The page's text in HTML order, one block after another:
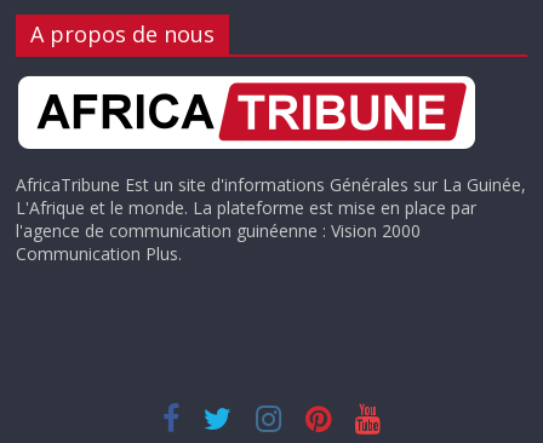
A propos de nous
AfricaTribune Est un site d'informations Générales sur La Guinée,
L'Afrique et le monde. La plateforme est mise en place par
l'agence de communication guinéenne : Vision 2000
Communication Plus.